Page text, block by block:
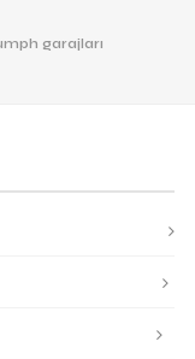
garajları